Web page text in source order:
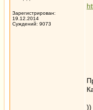
Зарегистрирован:
19.12.2014
Суждений: 9073
))